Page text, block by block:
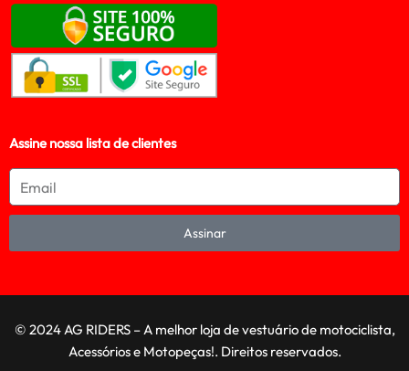
Assine nossa lista de clientes
Assinar
© 2024 AG RIDERS – A melhor loja de vestuário de motociclista,
Acessórios e Motopeças!. Direitos reservados.